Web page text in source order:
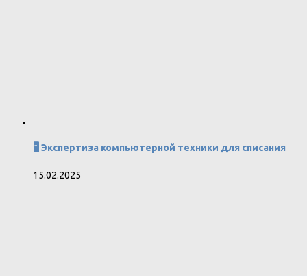
🖥 Экспертиза компьютерной техники для списания
15.02.2025